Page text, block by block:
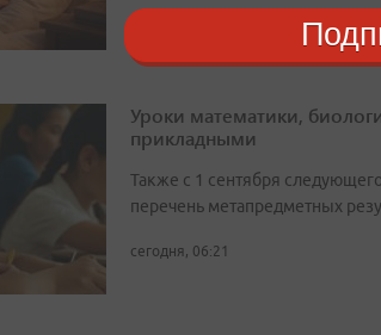
Уроки математики,
прикладными
Также с 1 сентября
перечень метапредметных
сегодня, 06:21